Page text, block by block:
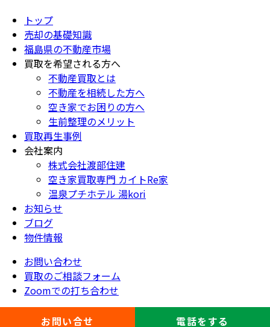
トップ
売却の基礎知識
福島県の不動産市場
買取を希望される方へ
不動産買取とは
不動産を相続した方へ
空き家でお困りの方へ
生前整理のメリット
買取再生事例
会社案内
株式会社渡部住建
空き家買取専門 カイトRe家
温泉プチホテル 湯kori
お知らせ
ブログ
物件情報
お問い合わせ
買取のご相談フォーム
Zoomでの打ち合わせ
お問い合せ 電話をする